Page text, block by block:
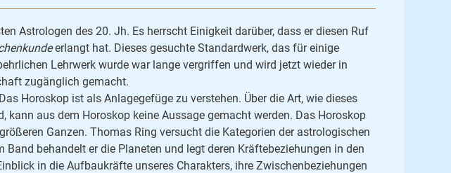
Astrologen des 20. Jh. Es herrscht Einigkeit darüber, dass er diesen Ruf
erlangt hat. Dieses gesuchte Standardwerk, das für einige
Lehrwerk wurde war lange vergriffen und wird jetzt wieder in
zugänglich gemacht.
Das Horoskop ist als Anlagegefüge zu verstehen. Über die Art, wie dieses
kann aus dem Horoskop keine Aussage gemacht werden. Das Horoskop
Ganzen. Thomas Ring versucht die Kategorien der astrologischen
behandelt er die Planeten und legt deren Kräftebeziehungen in den
in die Aufbaukräfte unseres Charakters, ihre Zwischenbeziehungen